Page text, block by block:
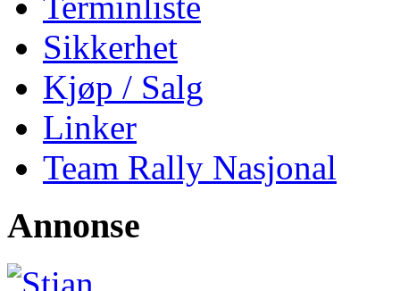
Sikkerhet
Kjøp / Salg
Linker
Team Rally Nasjonal
Annonse